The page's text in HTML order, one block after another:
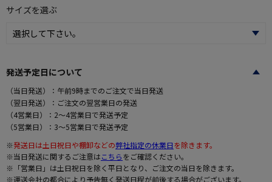
サイズを選ぶ
発送予定日について
（当日発送）：午前9時までのご注文で当日発送
（翌日発送）：ご注文の翌営業日の発送
（4営業日）：2～4営業日で発送予定
（5営業日）：3～5営業日で発送予定
※発送日は土日祝日や棚卸などの弊社指定の休業日を除きます。
※当日発送に関するご注意はこちらをご確認ください。
※「営業日」は土日祝日を除く平日となり、ご注文の当日を除きます。
※運送会社の都合により予告無く発送日程が前後する場合がございます。